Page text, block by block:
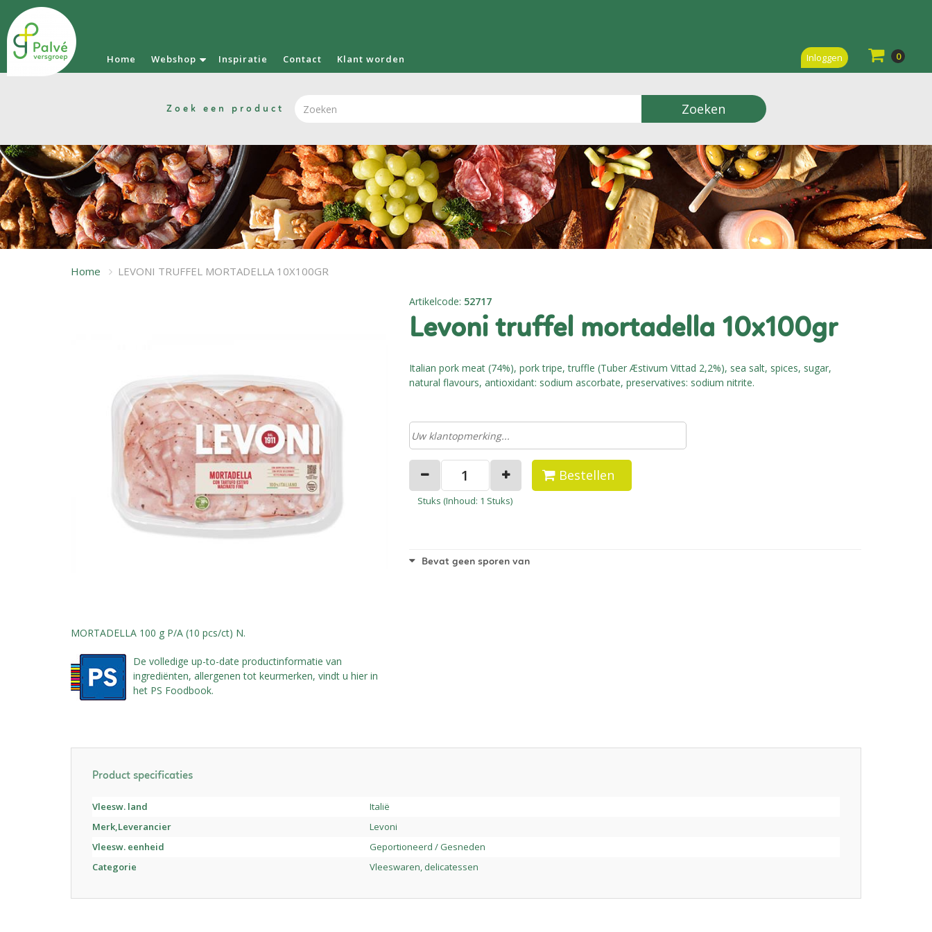
Home Webshop Inspiratie Contact Klant worden Inloggen 0
Zoek een product
Home LEVONI TRUFFEL MORTADELLA 10X100GR
MORTADELLA 100 g P/A (10 pcs/ct) N.
De volledige up-to-date productinformatie van
ingrediënten, allergenen tot keurmerken, vindt u hier in
het PS Foodbook.
Artikelcode: 52717
levoni truffel mortadella 10x100gr
Italian pork meat (74%), pork tripe, truffle (Tuber Æstivum Vittad 2,2%), sea salt, spices, sugar,
natural flavours, antioxidant: sodium ascorbate, preservatives: sodium nitrite.
Bestellen
Stuks (Inhoud: 1 Stuks)
Bevat geen sporen van
Product specificaties
Vleesw. land
Italië
Merk,Leverancier
Levoni
Vleesw. eenheid
Geportioneerd / Gesneden
Categorie
Vleeswaren, delicatessen